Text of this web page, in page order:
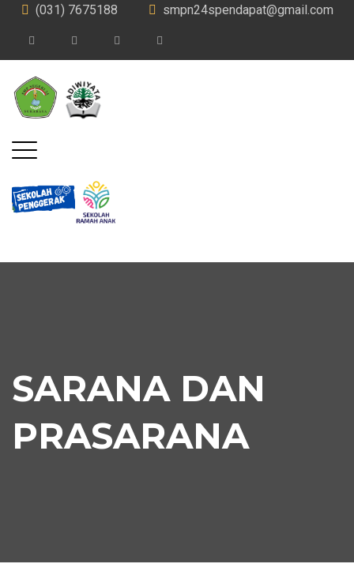
(031) 7675188 smpn24spendapat@gmail.com
SARANA DAN
PRASARANA